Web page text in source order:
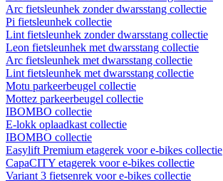
Arc fietsleunhek zonder dwarsstang collectie
Pi fietsleunhek collectie
Lint fietsleunhek zonder dwarsstang collectie
Leon fietsleunhek met dwarsstang collectie
Arc fietsleunhek met dwarsstang collectie
Lint fietsleunhek met dwarsstang collectie
Motu parkeerbeugel collectie
Mottez parkeerbeugel collectie
IBOMBO collectie
E-lokk oplaadkast collectie
IBOMBO collectie
Easylift Premium etagerek voor e-bikes collectie
CapaCITY etagerek voor e-bikes collectie
Variant 3 fietsenrek voor e-bikes collectie